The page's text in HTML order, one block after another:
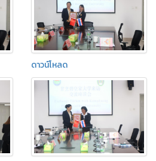
ดาวน์โหลด